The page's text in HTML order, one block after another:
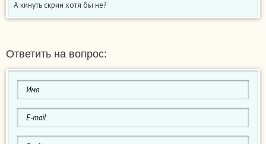
А кинуть скрин хотя бы не?
Ответить на вопрос: